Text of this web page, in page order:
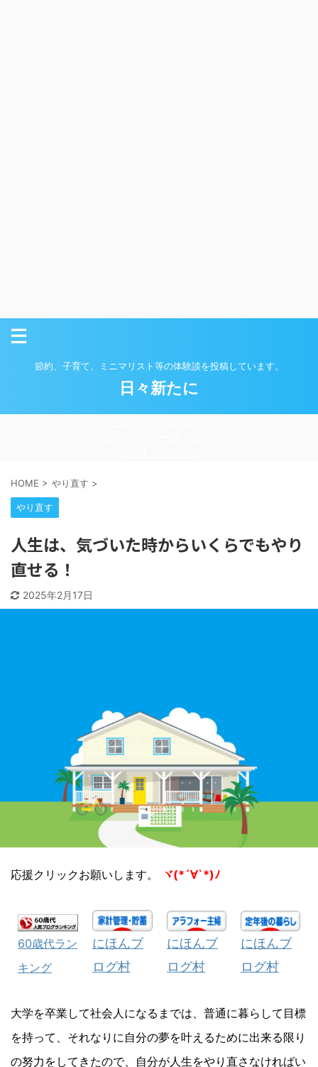
節約、子育て、ミニマリスト等の体験談を投稿しています。
日々新たに
HOME > やり直す >
やり直す
人生は、気づいた時からいくらでもやり
直せる！
2025年2月17日
応援クリックお願いします。 ヾ(*´∀`*)ﾉ
60歳代ラン
キング
にほんブ
ログ村
にほんブ
ログ村
にほんブ
ログ村
大学を卒業して社会人になるまでは、普通に暮らして目標
を持って、それなりに自分の夢を叶えるために出来る限り
の努力をしてきたので、自分が人生をやり直さなければい